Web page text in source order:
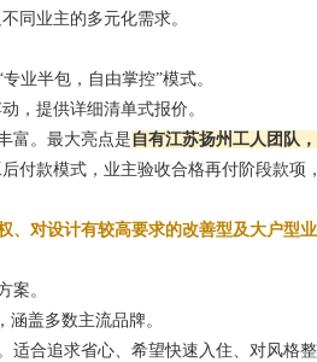
同业主的多元化需求。
业半包，自由掌控”模式。
，提供详细清单式报价。
富。最大亮点是 自有江苏扬州工人团队
付款模式，业主验收合格再付阶段款项
对设计有较高要求的改善型及大户型业
案。
盖多数主流品牌。
适合追求省心、希望快速入住、对风格